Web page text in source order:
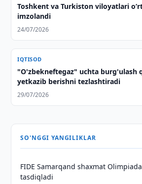
Toshkent va Turkiston viloyatlari
imzolandi
24/07/2026
IQTISOD
"O'zbekneftegaz" uchta burg'ulash
yetkazib berishni tezlashtiradi
29/07/2026
SO'NGGI YANGILIKLAR
FIDE Samarqand shaxmat
tasdiqladi